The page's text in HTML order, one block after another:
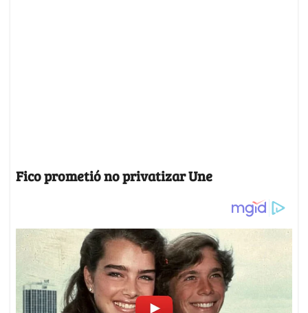
Fico prometió no privatizar Une